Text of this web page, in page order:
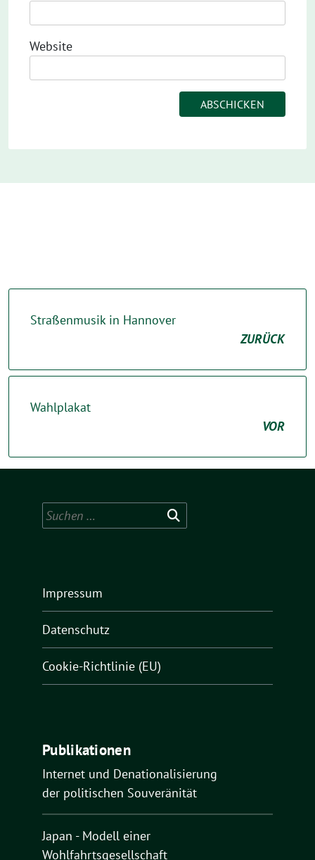
Website
Straßenmusik in Hannover
ZURÜCK
Wahlplakat
VOR
Suchen
nach:
Impressum
Datenschutz
Cookie-Richtlinie (EU)
Publikationen
Internet und Denationalisierung
der politischen Souveränität
Japan - Modell einer
Wohlfahrtsgesellschaft